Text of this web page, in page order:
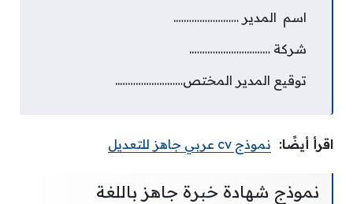
اسم المدير …………………….
شركة ………………………….
توقيع المدير المختص……………………..
اقرأ أيضًا: نموذج cv عربي جاهز للتعديل
نموذج شهادة خبرة جاهز باللغة